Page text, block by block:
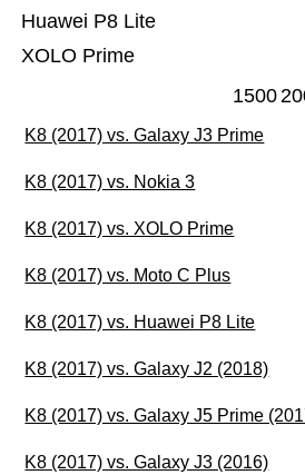
XOLO Prime
Huawei P8 Lite
1500
K8 (2017) vs. Galaxy J3 Prime
K8 (2017) vs. Nokia 3
K8 (2017) vs. XOLO Prime
K8 (2017) vs. Moto C Plus
K8 (2017) vs. Huawei P8 Lite
K8 (2017) vs. Galaxy J2 (2018)
K8 (2017) vs. Galaxy J5 Prime
K8 (2017) vs. Galaxy J3 (2016)